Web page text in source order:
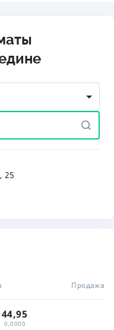
25
Продажа
44,95
0,0000